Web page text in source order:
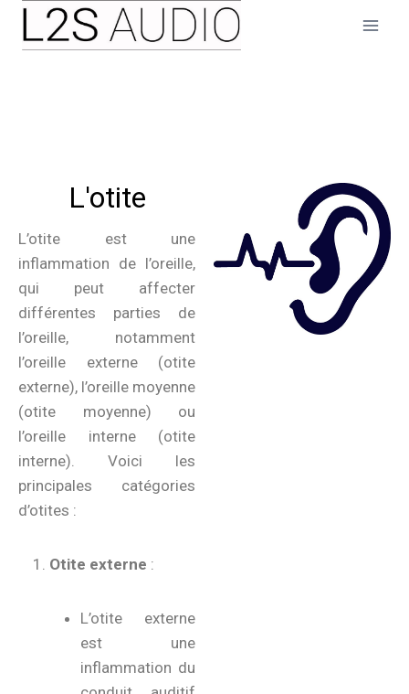
L'otite
L’otite est une
inflammation de l’oreille,
qui peut affecter
différentes parties de
l’oreille, notamment
l’oreille externe (otite
externe), l’oreille moyenne
(otite moyenne) ou
l’oreille interne (otite
interne). Voici les
principales catégories
d’otites :
Otite externe :
L’otite externe
est une
inflammation du